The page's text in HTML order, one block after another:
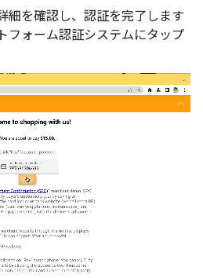
細を確認し、認証を完了します
フォーム認証システムにタップ